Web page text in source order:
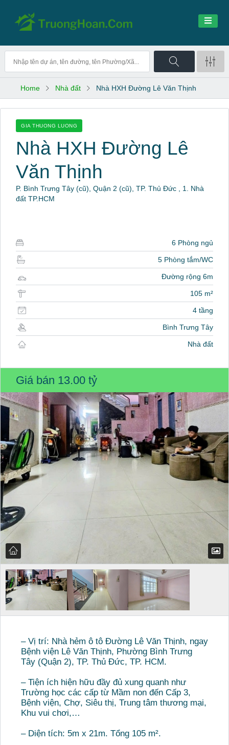
Home Nhà đất Nhà HXH Đường Lê Văn Thịnh
GIA THUONG LUONG
Nhà HXH Đường Lê
Văn Thịnh
P. Bình Trưng Tây (cũ), Quận 2 (cũ), TP. Thủ Đức , 1. Nhà
đất TP.HCM
6 Phòng ngủ
5 Phòng tắm/WC
Đường rộng 6m
105 m²
4 tầng
Bình Trưng Tây
Nhà đất
Giá bán 13.00 tỷ
– Vị trí: Nhà hẻm ô tô Đường Lê Văn Thịnh, ngay
Bệnh viện Lê Văn Thịnh, Phường Bình Trưng
Tây (Quận 2), TP. Thủ Đức, TP. HCM.
– Tiện ích hiện hữu đầy đủ xung quanh như
Trường học các cấp từ Mầm non đến Cấp 3,
Bệnh viện, Chợ, Siêu thị, Trung tâm thương mại,
Khu vui chơi,…
– Diện tích: 5m x 21m. Tổng 105 m².